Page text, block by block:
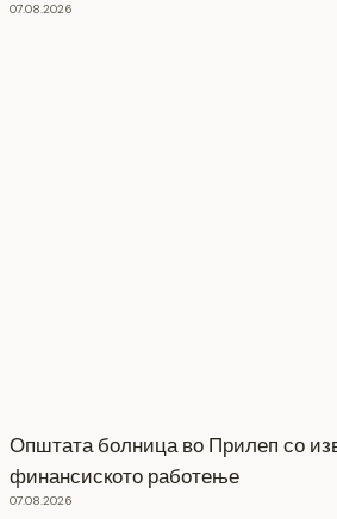
07.08.2026
Општата болница во Прилеп со
финансиското работење
07.08.2026